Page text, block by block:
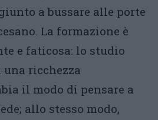
a bussare alle porte
La formazione è
e faticosa: lo studio
ricchezza
il modo di pensare a
allo stesso modo,